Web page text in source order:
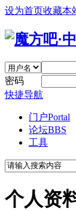
设为首页收藏本
密码
快捷导航
门户Portal
论坛BBS
工具
个人资